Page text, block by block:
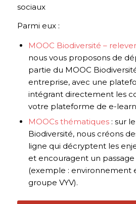
sociaux
Parmi eux :
MOOC Biodiversité –
nous vous proposons de
partie du MOOC
entreprise, avec une
intégrant directement les
votre plateforme de e-
MOOCs thématiques: sur
Biodiversité, nous créons
ligne qui décryptent les
et encouragent un passage
(exemple : environnement
groupe VYV).